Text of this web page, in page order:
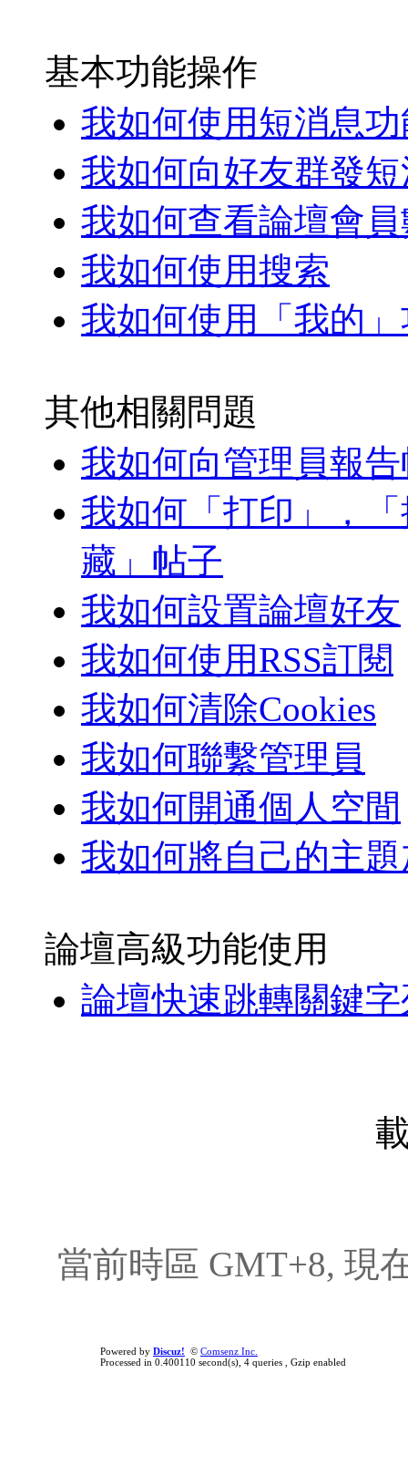
基本功能操作
我如何使用短消息
我如何向好友群發
我如何查看論壇會
我如何使用搜索
我如何使用「我的
其他相關問題
我如何向管理員報
我如何「打印」，
藏」帖子
我如何設置論壇好友
我如何使用RSS訂閱
我如何清除Cookies
我如何聯繫管理員
我如何開通個人空間
我如何將自己的主
論壇高級功能使用
論壇快速跳轉關鍵
當前時區 GMT+8, 現
Powered by Discuz! © Comsenz Inc.
Processed in 0.400110 second(s), 4 queries , Gzip enabled